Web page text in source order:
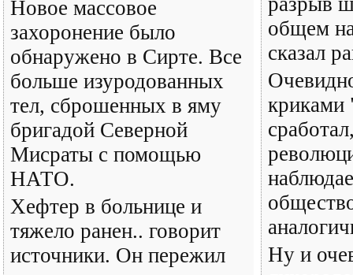
Новое массовое
захоронение было
обнаружено в Сирте. Все
больше изуродованных
тел, сброшенных в яму
бригадой Северной
Мисраты с помощью
НАТО.
Хефтер в больнице и
тяжело ранен.. говорит
источники. Он пережил
общем
сказал
Ну и